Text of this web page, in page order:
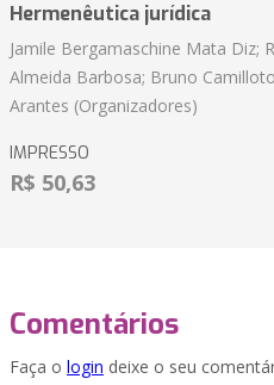
Hermenêutica jurídica
Jamile Bergamaschine Mata Diz;
Almeida Barbosa; Bruno Camilloto
Arantes (Organizadores)
IMPRESSO
R$ 50,63
Comentários
Faça o login deixe o seu